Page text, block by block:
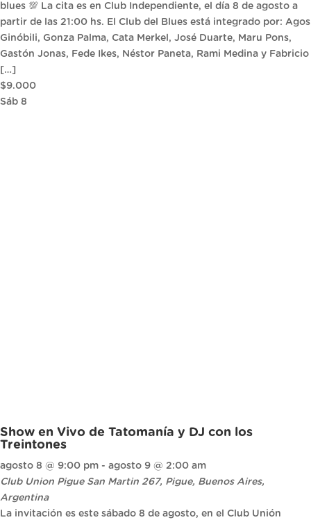
blues 💯 La cita es en Club Independiente, el día 8 de agosto a
partir de las 21:00 hs. El Club del Blues está integrado por: Agos
Ginóbili, Gonza Palma, Cata Merkel, José Duarte, Maru Pons,
Gastón Jonas, Fede Ikes, Néstor Paneta, Rami Medina y Fabricio
[…]
$9.000
Sáb 8
Show en Vivo de Tatomanía y DJ con los
Treintones
agosto 8 @ 9:00 pm - agosto 9 @ 2:00 am
Club Union Pigue San Martin 267, Pigue, Buenos Aires,
Argentina
La invitación es este sábado 8 de agosto, en el Club Unión